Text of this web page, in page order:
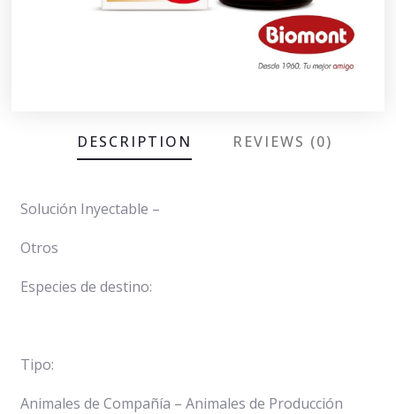
DESCRIPTION REVIEWS (0)
Solución Inyectable –
Otros
Especies de destino:
Tipo:
Animales de Compañía – Animales de Producción